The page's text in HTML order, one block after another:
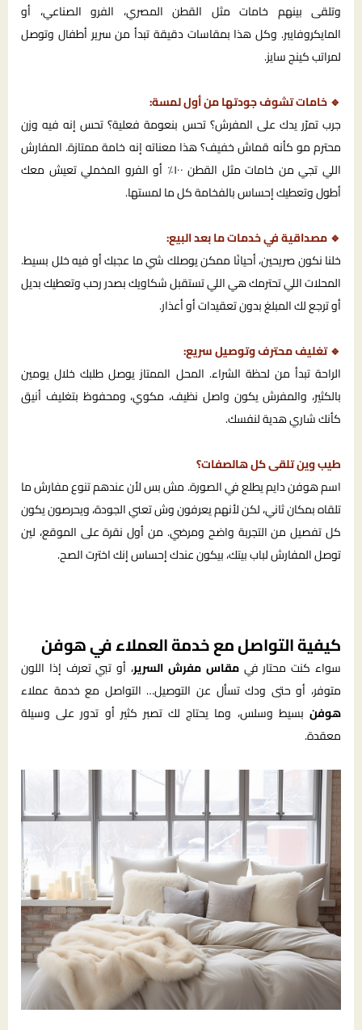
وتلقى بينهم خامات مثل القطن المصري، الفرو الصناعي، أو
المايكروفايبر. وكل هذا بمقاسات دقيقة تبدأ من سرير أطفال وتوصل
لمراتب كينج سايز.
🔹 خامات تشوف جودتها من أول لمسة:
جرب تمرّر يدك على المفرش؟ تحس بنعومة فعلية؟ تحس إنه فيه وزن
محترم مو كأنه قماش خفيف؟ هذا معناته إنه خامة ممتازة. المفارش
اللي تجي من خامات مثل القطن ١٠٠٪ أو الفرو المخملي تعيش معك
أطول وتعطيك إحساس بالفخامة كل ما لمستها.
🔹 مصداقية في خدمات ما بعد البيع:
خلنا نكون صريحين، أحيانًا ممكن يوصلك شي ما عجبك أو فيه خلل بسيط.
المحلات اللي تحترمك هي اللي تستقبل شكاويك بصدر رحب وتعطيك بديل
أو ترجع لك المبلغ بدون تعقيدات أو أعذار.
🔹 تغليف محترف وتوصيل سريع:
الراحة تبدأ من لحظة الشراء. المحل الممتاز يوصل طلبك خلال يومين
بالكثير، والمفرش يكون واصل نظيف، مكوي، ومحفوظ بتغليف أنيق
كأنك شاري هدية لنفسك.
طيب وين تلقى كل هالصفات؟
اسم هوفن دايم يطلع في الصورة. مش بس لأن عندهم تنوع مفارش ما
تلقاه بمكان ثاني، لكن لأنهم يعرفون وش تعني الجودة، ويحرصون يكون
كل تفصيل من التجربة واضح ومرضي. من أول نقرة على الموقع، لين
توصل المفارش لباب بيتك، بيكون عندك إحساس إنك اخترت الصح.
كيفية التواصل مع خدمة العملاء في هوفن
سواء كنت محتار فيمقاس مفرش السرير، أو تبي تعرف إذا اللون
متوفر، أو حتى ودك تسأل عن التوصيل… التواصل مع خدمة عملاء
هوفن بسيط وسلس، وما يحتاج لك تصبر كثير أو تدور على وسيلة
معقدة.